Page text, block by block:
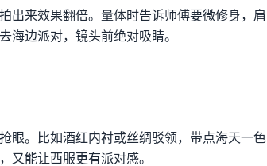
出来效果翻倍。量体时告诉师傅要微修身，肩
海边派对，镜头前绝对吸睛。
眼。比如酒红内衬或丝绸驳领，带点海天一色
又能让西服更有派对感。